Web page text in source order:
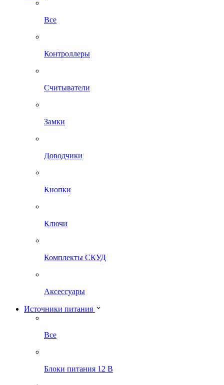
Все
Контроллеры
Считыватели
Замки
Доводчики
Кнопки
Ключи
Комплекты СКУД
Аксессуары
Источники питания
Все
Блоки питания 12 В